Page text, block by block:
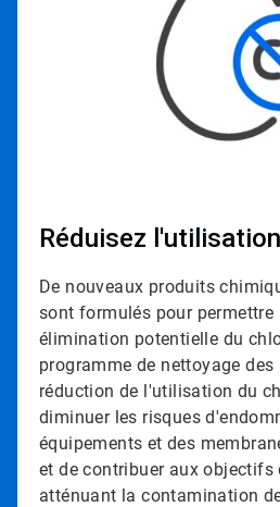
Réduisez
De nouveaux produits
sont formulés pour permettre
élimination potentielle du
programme de nettoyage des
réduction de l'utilisation du
diminuer les risques
équipements et des
et de contribuer aux objectifs
atténuant la contamination